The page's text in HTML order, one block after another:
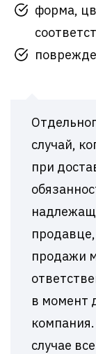
форма,
случай,
при
продажи
в момент
случае